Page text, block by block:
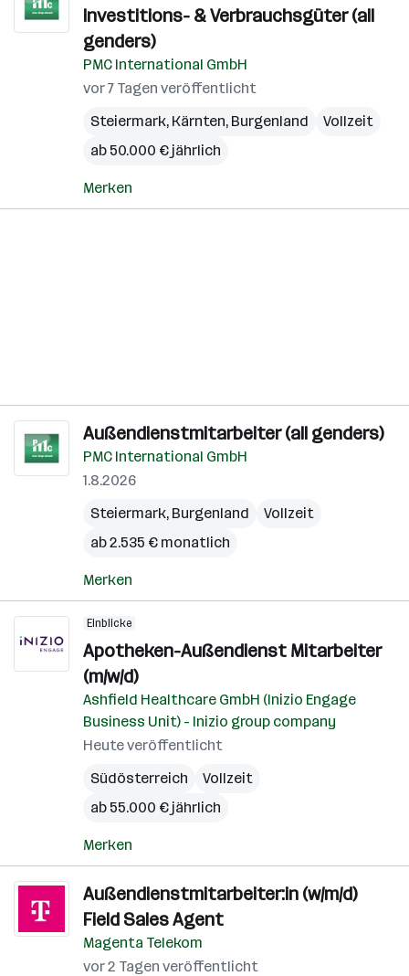
Investitions- & Verbrauchsgüter (all
genders)
PMC International GmbH
vor 7 Tagen veröffentlicht
Steiermark, Kärnten, Burgenland
Vollzeit
ab 50.000 € jährlich
Merken
Außendienstmitarbeiter (all genders)
PMC International GmbH
1.8.2026
Steiermark, Burgenland
Vollzeit
ab 2.535 € monatlich
Merken
Einblicke
Apotheken-Außendienst Mitarbeiter
(m/w/d)
Ashfield Healthcare GmbH (Inizio Engage
Business Unit) - Inizio group company
Heute veröffentlicht
Südösterreich
Vollzeit
ab 55.000 € jährlich
Merken
Außendienstmitarbeiter:in (w/m/d)
Field Sales Agent
Magenta Telekom
vor 2 Tagen veröffentlicht